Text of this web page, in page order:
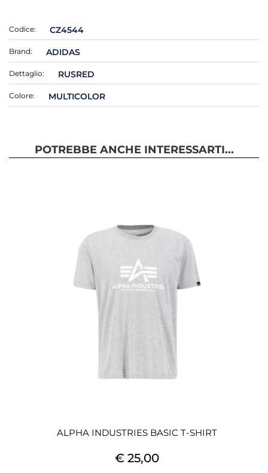
Codice: CZ4544
Brand: ADIDAS
Dettaglio: RUSRED
Colore: MULTICOLOR
POTREBBE ANCHE INTERESSARTI...
ALPHA INDUSTRIES BASIC T-SHIRT
€ 25,00